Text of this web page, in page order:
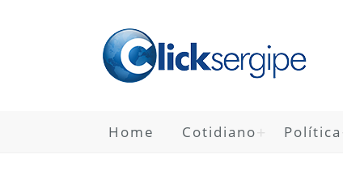
Home Cotidiano Política